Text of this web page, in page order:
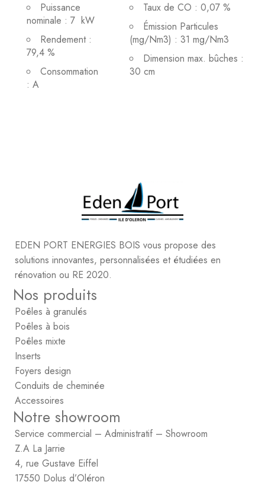
Puissance
nominale : 7 kW
Rendement :
79,4 %
Consommation
: A
Taux de CO : 0,07 %
Émission Particules
(mg/Nm3) : 31 mg/Nm3
Dimension max. bûches :
30 cm
EDEN PORT ENERGIES BOIS vous propose des
solutions innovantes, personnalisées et étudiées en
rénovation ou RE 2020.
Nos produits
Poêles à granulés
Poêles à bois
Poêles mixte
Inserts
Foyers design
Conduits de cheminée
Accessoires
Notre showroom
Service commercial – Administratif – Showroom
Z.A La Jarrie
4, rue Gustave Eiffel
17550 Dolus d’Oléron